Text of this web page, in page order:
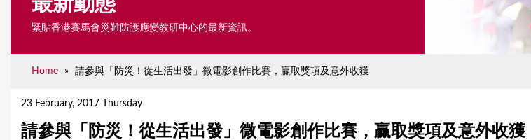
最新動態
緊貼香港賽馬會災難防護應變教研中心的最新資訊。
Home » 請參與「防災！從生活出發」微電影創作比賽，贏取獎項及意外收獲
23 February, 2017 Thursday
請參與「防災！從生活出發」微電影創作比賽，贏取獎項及意外收獲